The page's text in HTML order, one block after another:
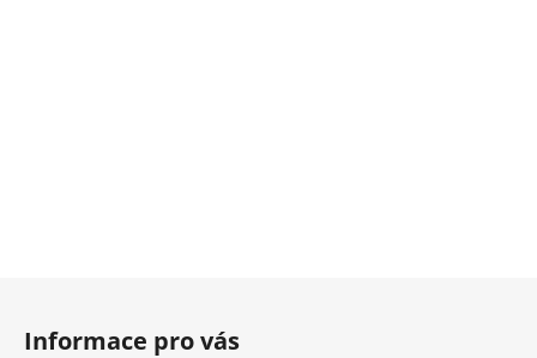
Informace pro vás